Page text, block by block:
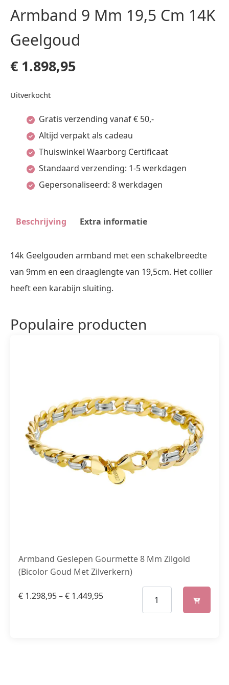
Armband 9 Mm 19,5 Cm 14K
Geelgoud
€ 1.898,95
Uitverkocht
Gratis verzending vanaf € 50,-
Altijd verpakt als cadeau
Thuiswinkel Waarborg Certificaat
Standaard verzending: 1-5 werkdagen
Gepersonaliseerd: 8 werkdagen
Beschrijving Extra informatie
14k Geelgouden armband met een schakelbreedte
van 9mm en een draaglengte van 19,5cm. Het collier
heeft een karabijn sluiting.
Populaire producten
Armband Geslepen Gourmette 8 Mm Zilgold
(Bicolor Goud Met Zilverkern)
€ 1.298,95–€ 1.449,95